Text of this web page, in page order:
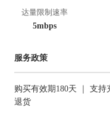
达量限制速率
5mbps
服务政策
购买有效期180天 ｜ 支
退货